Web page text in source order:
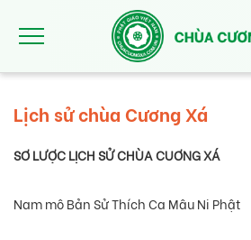
Lịch sử chùa Cương Xá
SƠ LƯỢC LỊCH SỬ CHÙA CUƠNG XÁ
Nam mô Bản Sử Thích Ca MâuNi Phật